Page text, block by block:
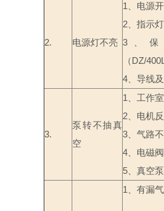
2. 电源灯不亮
1
、电源
2 、指示
3 、保
（DZ/400L
4 、导线
3.
泵转不抽真
空
1 、工作室
2 、电机
3 、气路
4 、电磁
5 、真空
1 、有漏